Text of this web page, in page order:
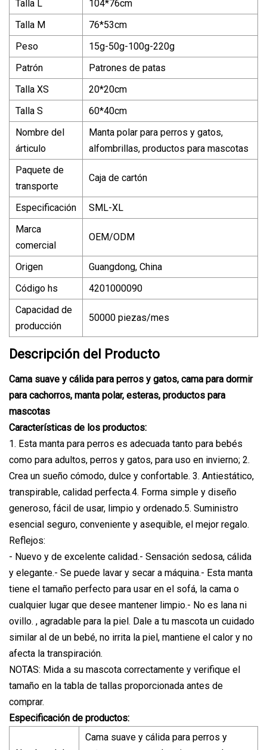
Talla L
104*76cm
Talla M
76*53cm
Peso
15g-50g-100g-220g
Patrón
Patrones de patas
Talla XS
20*20cm
Talla S
60*40cm
Nombre del
árticulo
Manta polar para perros y gatos,
alfombrillas, productos para mascotas
Paquete de
transporte
Caja de cartón
Especificación
SML-XL
Marca
comercial
OEM/ODM
Origen
Guangdong, China
Código hs
4201000090
Capacidad de
producción
50000 piezas/mes
Descripción del Producto
Cama suave y cálida para perros y gatos, cama para dormir
para cachorros, manta polar, esteras, productos para
mascotas
Características de los productos:
1. Esta manta para perros es adecuada tanto para bebés
como para adultos, perros y gatos, para uso en invierno; 2.
Crea un sueño cómodo, dulce y confortable. 3. Antiestático,
transpirable, calidad perfecta.4. Forma simple y diseño
generoso, fácil de usar, limpio y ordenado.5. Suministro
esencial seguro, conveniente y asequible, el mejor regalo.
Reflejos:
- Nuevo y de excelente calidad.- Sensación sedosa, cálida
y elegante.- Se puede lavar y secar a máquina.- Esta manta
tiene el tamaño perfecto para usar en el sofá, la cama o
cualquier lugar que desee mantener limpio.- No es lana ni
ovillo. , agradable para la piel. Dale a tu mascota un cuidado
similar al de un bebé, no irrita la piel, mantiene el calor y no
afecta la transpiración.
NOTAS: Mida a su mascota correctamente y verifique el
tamaño en la tabla de tallas proporcionada antes de
comprar.
Especificación de productos:
Cama suave y cálida para perros y